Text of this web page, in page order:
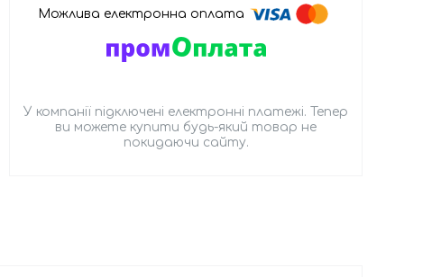
У компанії підключені електронні платежі. Тепер
ви можете купити будь-який товар не
покидаючи сайту.